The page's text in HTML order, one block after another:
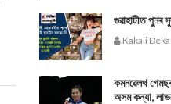
গুৱাহাটীত পুনৰ
Kakali Deka
কমনৱেলথ
অসম কন্যা,